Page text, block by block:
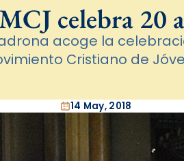
celebra 20
acoge la
Cristiano de
14 May, 2018